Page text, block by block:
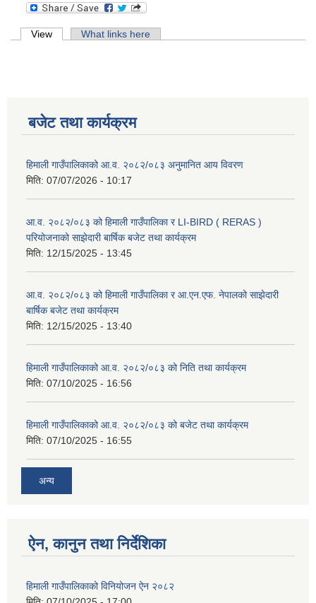
Primary tabs
View (active tab)What links here
बजेट तथा कार्यक्रम
हिमाली गाउँपालिकाको आ.व. २०८२/०८३ अनुमानित आय विवरण
मिति: 07/07/2026 - 10:17
आ.व. २०८२/०८३ को हिमाली गाउँपालिका र LI-BIRD ( RERAS )
परियोजनाको साझेदारी बार्षिक बजेट तथा कार्यक्रम
मिति: 12/15/2025 - 13:45
आ.व. २०८२/०८३ को हिमाली गाउँपालिका र आ.एन.एफ. नेपालको साझेदारी
बार्षिक बजेट तथा कार्यक्रम
मिति: 12/15/2025 - 13:40
हिमाली गाउँपालिकाको आ.व. २०८२/०८३ को निति तथा कार्यक्रम
मिति: 07/10/2025 - 16:56
हिमाली गाउँपालिकाको आ.व. २०८२/०८३ को बजेट तथा कार्यक्रम
मिति: 07/10/2025 - 16:55
अन्य
ऐन, कानुन तथा निर्देशिका
हिमाली गाउँपालिकाको विनियोजन ऐन २०८२